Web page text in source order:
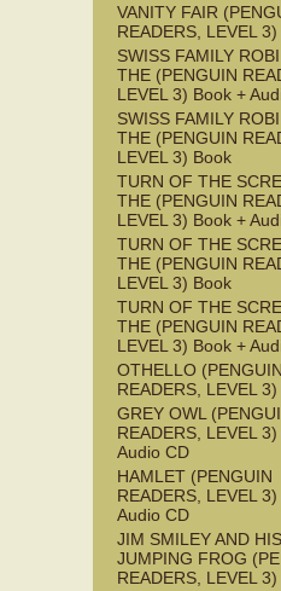
VANITY FAIR
READERS, LEVEL
SWISS FAMILY
THE (PENGUIN
LEVEL 3) Book +
SWISS FAMILY
THE (PENGUIN
LEVEL 3) Book
TURN OF THE
THE (PENGUIN
LEVEL 3) Book +
TURN OF THE
THE (PENGUIN
LEVEL 3) Book
TURN OF THE
THE (PENGUIN
LEVEL 3) Book +
OTHELLO
READERS, LEVEL
GREY OWL
READERS, LEVEL
Audio CD
HAMLET (PENGUIN
READERS, LEVEL
Audio CD
JIM SMILEY AND HIS
JUMPING FROG
READERS, LEVEL